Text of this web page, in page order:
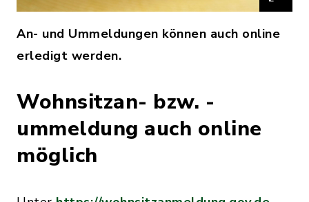
An- und Ummeldungen können auch online
erledigt werden.
Wohnsitzan- bzw. -
ummeldung auch online
möglich